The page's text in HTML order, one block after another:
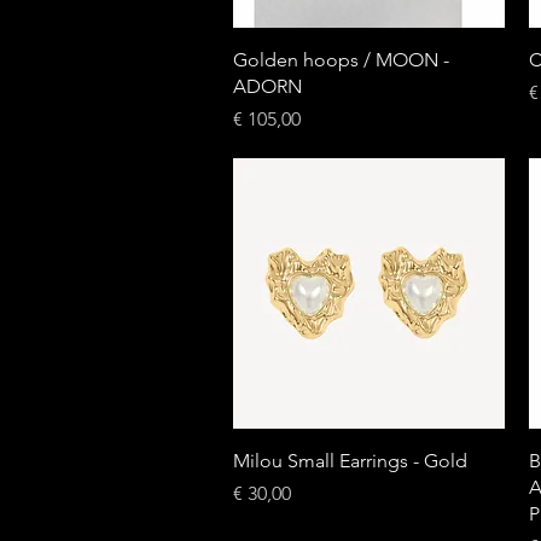
Snel overzicht
Golden hoops / MOON -
ADORN
Prijs
€ 105,00
Snel overzicht
Milou Small Earrings - Gold
Prijs
€ 30,00